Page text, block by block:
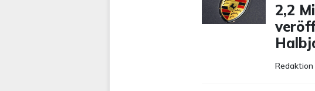
2,2
Redaktion